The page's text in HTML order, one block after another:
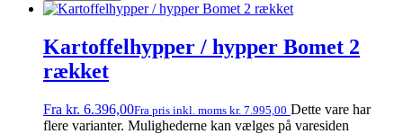
Kartoffelhypper / hypper Bomet 2
rækket
Fra kr. 6.396,00Fra pris inkl. moms kr. 7.995,00 Dette vare har
flere varianter. Mulighederne kan vælges på varesiden